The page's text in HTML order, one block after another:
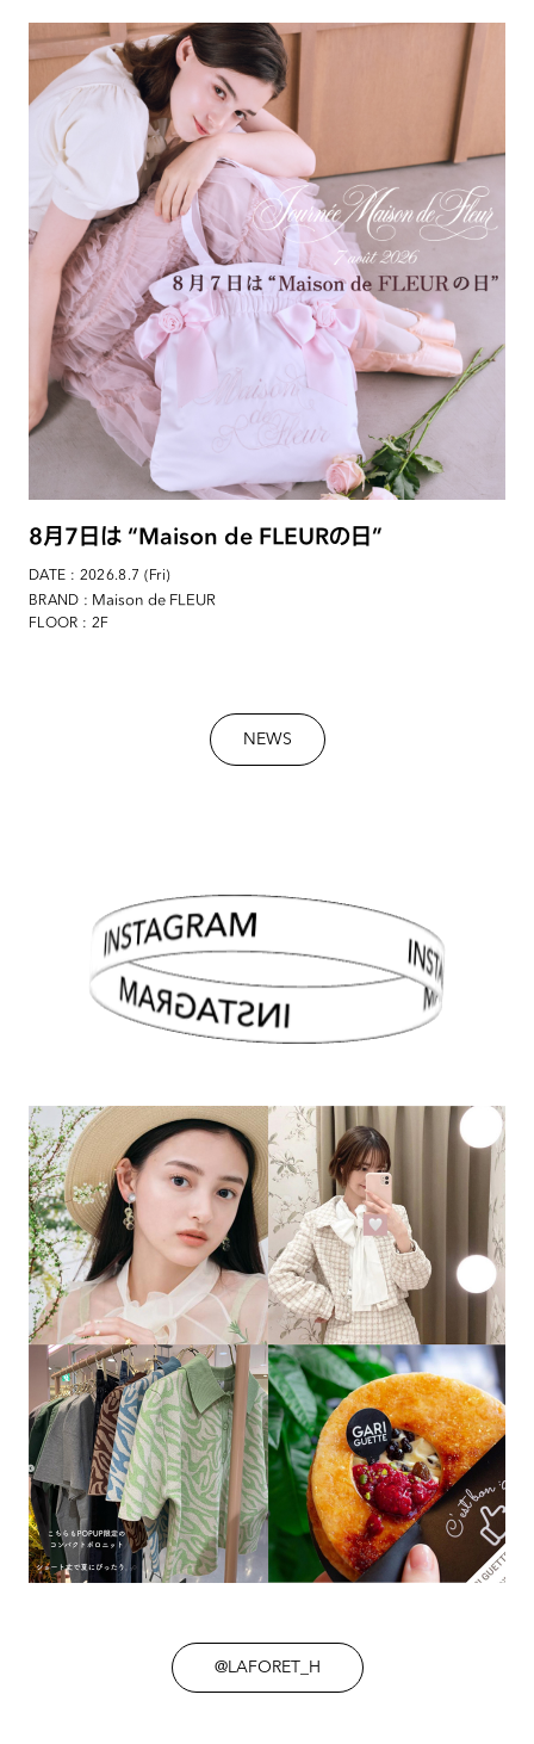
8月7日は “Maison de FLEURの日”
DATE : 2026.8.7 (Fri)
BRAND : Maison de FLEUR
FLOOR : 2F
NEWS
INSTAGRAM
@LAFORET_H